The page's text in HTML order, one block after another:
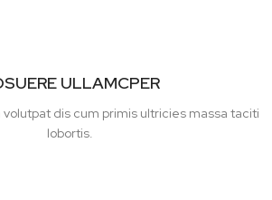
ULLAMCPER
dis cum primis ultricies massa taciti
lobortis.